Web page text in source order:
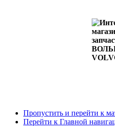
Пропустить и перейти к
Перейти к Главной